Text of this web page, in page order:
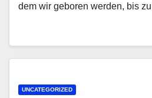
dem wir geboren werden, bis
UNCATEGORIZED